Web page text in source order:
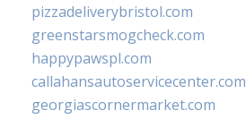
pizzadeliverybristol.com
greenstarsmogcheck.com
happypawspl.com
callahansautoservicecenter.com
georgiascornermarket.com